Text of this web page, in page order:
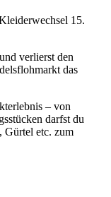
15.
verlierst den
das
– von
darfst du
Gürtel etc. zum